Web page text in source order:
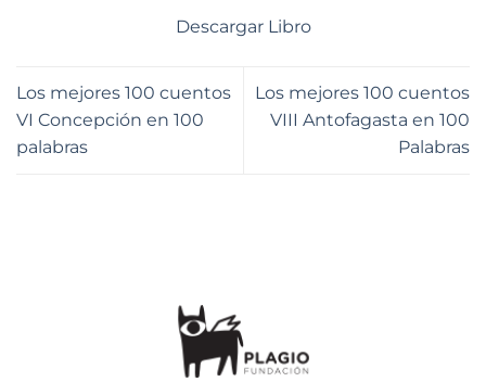
Descargar Libro
Los mejores 100 cuentos
VI Concepción en 100
palabras
Los mejores 100 cuentos
VIII Antofagasta en 100
Palabras